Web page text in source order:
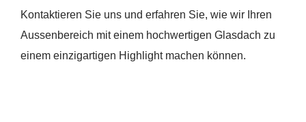
Kontaktieren Sie uns und erfahren Sie, wie wir Ihren
Aussenbereich mit einem hochwertigen Glasdach zu
einem einzigartigen Highlight machen können.